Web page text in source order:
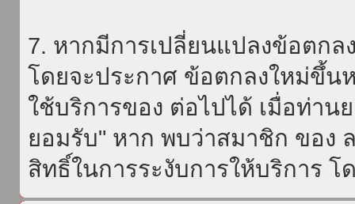
7. หากมีการเปลี่ยนแปลงข้อตกล
โดยจะประกาศ ข้อตกลงใหม่ขึ้น
ใช้บริการของ ต่อไปได้ เมื่อท่า
ยอมรับ" หาก พบว่าสมาชิก ของ
สิทธิ์ในการระงับการให้บริการ